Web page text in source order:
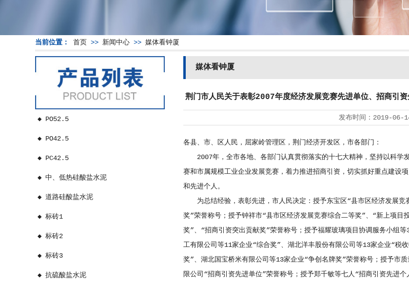
当前位置： 首页 >> 新闻中心 >> 媒体看钟厦
◆ PO52.5
◆ PO42.5
◆ PC42.5
◆ 中、低热硅酸盐水泥
◆ 道路硅酸盐水泥
◆ 标砖1
◆ 标砖2
◆ 标砖3
◆ 抗硫酸盐水泥
媒体看钟厦
荆门市人民关于表彰2007年度经济发展竞赛先进单位、招商引
发布时间： 2019-06-
各县、市、区人民，屈家岭管理区，荆门经济开发区，市各部门：
2007年，全市各地、各部门认真贯彻落实的十七大精神，坚持以科学
赛和市属规模工业企业发展竞赛，着力推进招商引资，切实抓好重点建设
和先进个人。
为总结经验，表彰先进，市人民决定：授予东宝区“县市区经济发展竞
奖”荣誉称号；授予钟祥市“县市区经济发展竞赛综合二等奖”、“新上项
奖”、“招商引资突出贡献奖”荣誉称号；授予福耀玻璃项目协调服务小组
工有限公司等11家企业“综合奖”、湖北洋丰股份有限公司等13家企业“税
奖”、湖北国宝桥米有限公司等13家企业“争创名牌奖”荣誉称号；授予市
限公司“招商引资先进单位”荣誉称号；授予郑千敏等七人“招商引资先进个